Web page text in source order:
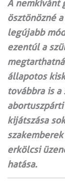
A nemkívánt
ösztönözné
legújabb
ezentúl a
állapotos
továbbra is a
kijátszása
erkölcsi
hatása.